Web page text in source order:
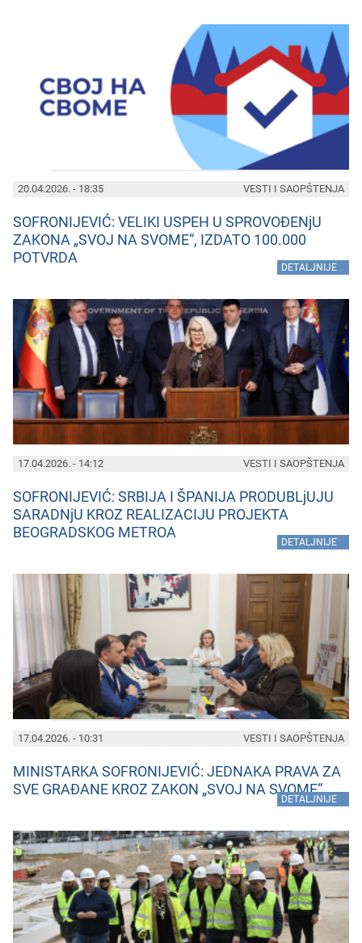
20.04.2026. - 18:35
SOFRONIJEVIĆ: VELIKI USPEH U SPROVOĐENjU
ZAKONA „SVOJ NA SVOME“, IZDATO 100.000
POTVRDA
DETALJNIJE
VESTI I SAOPŠTENJA
17.04.2026. - 14:12
SOFRONIJEVIĆ: SRBIJA I ŠPANIJA PRODUBLjUJU
SARADNjU KROZ REALIZACIJU PROJEKTA
BEOGRADSKOG METROA
DETALJNIJE
VESTI I SAOPŠTENJA
17.04.2026. - 10:31
MINISTARKA SOFRONIJEVIĆ: JEDNAKA PRAVA ZA
SVE GRAĐANE KROZ ZAKON „SVOJ NA SVOME“
DETALJNIJE
VESTI I SAOPŠTENJA